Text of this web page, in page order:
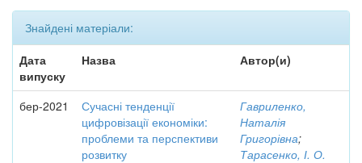
Знайдені матеріали:
Дата
випуску
Назва Автор(и)
бер-2021
Сучасні тенденції
цифровізації економіки:
проблеми та перспективи
розвитку
Гавриленко,
Наталія
Григорівна;
Тарасенко, І. О.